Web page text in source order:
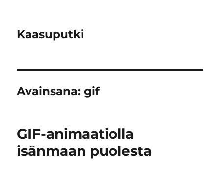
Kaasuputki
Avainsana:gif
GIF-animaatiolla
isänmaan puolesta